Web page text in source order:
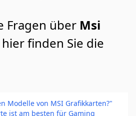
Fragen über Msi
hier finden Sie die
Modelle von MSI Grafikkarten?"
ist am besten für Gaming